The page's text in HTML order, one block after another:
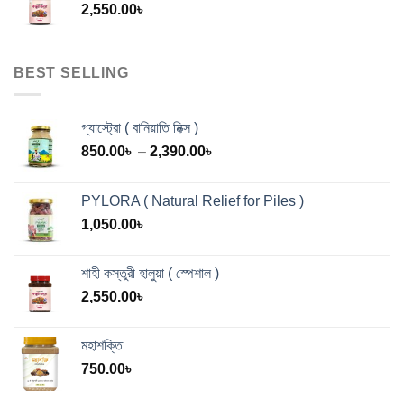
2,550.00৳
BEST SELLING
গ্যাস্ট্রো ( বানিয়াতি মিক্স )
850.00৳ – 2,390.00৳
through
PYLORA ( Natural Relief for Piles )
1,050.00৳
শাহী কস্তুরী হালুয়া ( স্পেশাল )
2,550.00৳
মহাশক্তি
750.00৳